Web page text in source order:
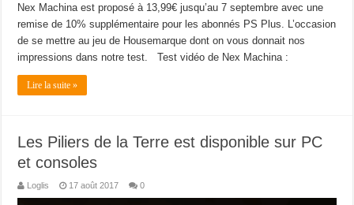
Nex Machina est proposé à 13,99€ jusqu’au 7 septembre avec une
remise de 10% supplémentaire pour les abonnés PS Plus. L’occasion
de se mettre au jeu de Housemarque dont on vous donnait nos
impressions dans notre test. Test vidéo de Nex Machina :
Lire la suite »
Les Piliers de la Terre est disponible sur PC
et consoles
Loglis 17 août 2017 0